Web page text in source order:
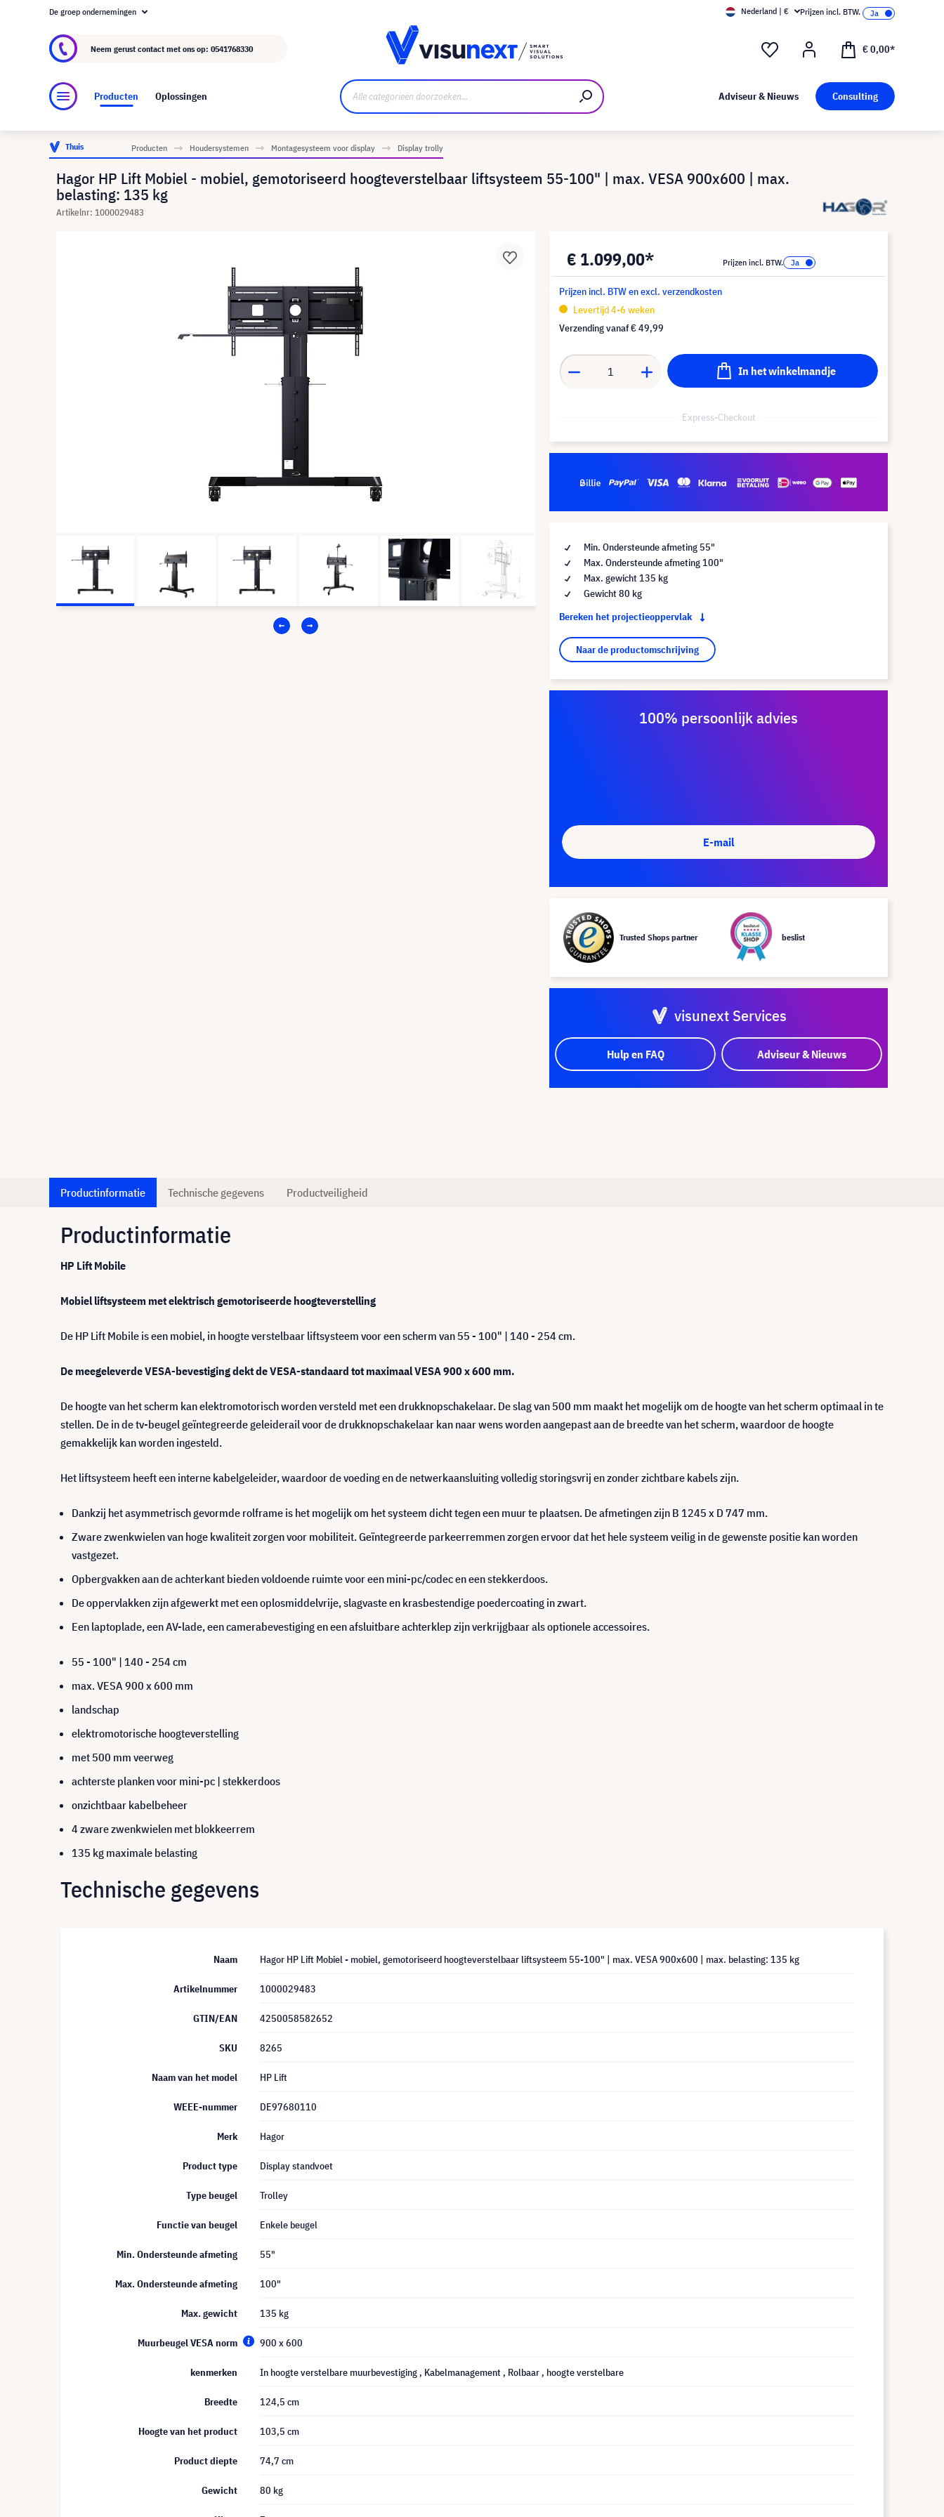
Over visunext.nl
De groep ondernemingen Nederland | € Prijzen incl. BTW.
Neem gerust contact met ons op: 0541768330 € 0,00*
Producten Oplossingen Adviseur & Nieuws Consulting
Thuis Producten Houdersystemen Montagesysteem voor display Display trolly
Hagor HP Lift Mobiel - mobiel, gemotoriseerd hoogteverstelbaar liftsysteem 55-100" | max. VESA 900x600 | max.
belasting: 135 kg
Artikelnr: 1000029483
€ 1.099,00* Prijzen incl. BTW.
Prijzen incl. BTW en excl. verzendkosten
Levertijd 4-6 weken
Verzending vanaf€ 49,99
In het winkelmandje
Express-Checkout
Min. Ondersteunde afmeting 55"
Max. Ondersteunde afmeting 100"
Max. gewicht 135 kg
Gewicht 80 kg
Bereken het projectieoppervlak
Naar de productomschrijving
100% persoonlijk advies
E-mail
Trusted Shops partner beslist
visunext Services
Hulp en FAQ Adviseur & Nieuws
Productinformatie Technische gegevens Productveiligheid
Productinformatie
HP Lift Mobile
Mobiel liftsysteem met elektrisch gemotoriseerde hoogteverstelling
De HP Lift Mobile is een mobiel, in hoogte verstelbaar liftsysteem voor een scherm van 55 - 100" | 140 - 254 cm.
De meegeleverde VESA-bevestiging dekt de VESA-standaard tot maximaal VESA 900 x 600 mm.
De hoogte van het scherm kan elektromotorisch worden versteld met een drukknopschakelaar. De slag van 500 mm maakt het mogelijk om de hoogte van het scherm optimaal in te
stellen. De in de tv-beugel geïntegreerde geleiderail voor de drukknopschakelaar kan naar wens worden aangepast aan de breedte van het scherm, waardoor de hoogte
gemakkelijk kan worden ingesteld.
Het liftsysteem heeft een interne kabelgeleider, waardoor de voeding en de netwerkaansluiting volledig storingsvrij en zonder zichtbare kabels zijn.
Dankzij het asymmetrisch gevormde rolframe is het mogelijk om het systeem dicht tegen een muur te plaatsen. De afmetingen zijn B 1245 x D 747 mm.
Zware zwenkwielen van hoge kwaliteit zorgen voor mobiliteit. Geïntegreerde parkeerremmen zorgen ervoor dat het hele systeem veilig in de gewenste positie kan worden
vastgezet.
Opbergvakken aan de achterkant bieden voldoende ruimte voor een mini-pc/codec en een stekkerdoos.
De oppervlakken zijn afgewerkt met een oplosmiddelvrije, slagvaste en krasbestendige poedercoating in zwart.
Een laptoplade, een AV-lade, een camerabevestiging en een afsluitbare achterklep zijn verkrijgbaar als optionele accessoires.
55 - 100" | 140 - 254 cm
max. VESA 900 x 600 mm
landschap
elektromotorische hoogteverstelling
met 500 mm veerweg
achterste planken voor mini-pc | stekkerdoos
onzichtbaar kabelbeheer
4 zware zwenkwielen met blokkeerrem
135 kg maximale belasting
Technische gegevens
Naam Hagor HP Lift Mobiel - mobiel, gemotoriseerd hoogteverstelbaar liftsysteem 55-100" | max. VESA 900x600 | max. belasting: 135 kg
Artikelnummer 1000029483
GTIN/EAN 4250058582652
SKU 8265
Naam van het model HP Lift
WEEE-nummer DE97680110
Merk Hagor
Product type Display standvoet
Type beugel Trolley
Functie van beugel Enkele beugel
Min. Ondersteunde afmeting 55"
Max. Ondersteunde afmeting 100"
Max. gewicht 135 kg
Muurbeugel VESA norm 900 x 600
kenmerken In hoogte verstelbare muurbevestiging , Kabelmanagement , Rolbaar , hoogte verstelbare
Breedte 124,5 cm
Hoogte van het product 103,5 cm
Product diepte 74,7 cm
Gewicht 80 kg